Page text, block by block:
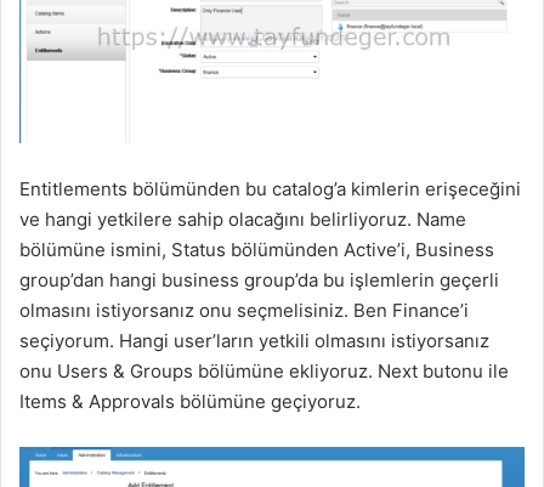
Entitlements bölümünden bu catalog’a kimlerin erişeceğini
ve hangi yetkilere sahip olacağını belirliyoruz. Name
bölümüne ismini, Status bölümünden Active’i, Business
group’dan hangi business group’da bu işlemlerin geçerli
olmasını istiyorsanız onu seçmelisiniz. Ben Finance’i
seçiyorum. Hangi user’ların yetkili olmasını istiyorsanız
onu Users & Groups bölümüne ekliyoruz. Next butonu ile
Items & Approvals bölümüne geçiyoruz.